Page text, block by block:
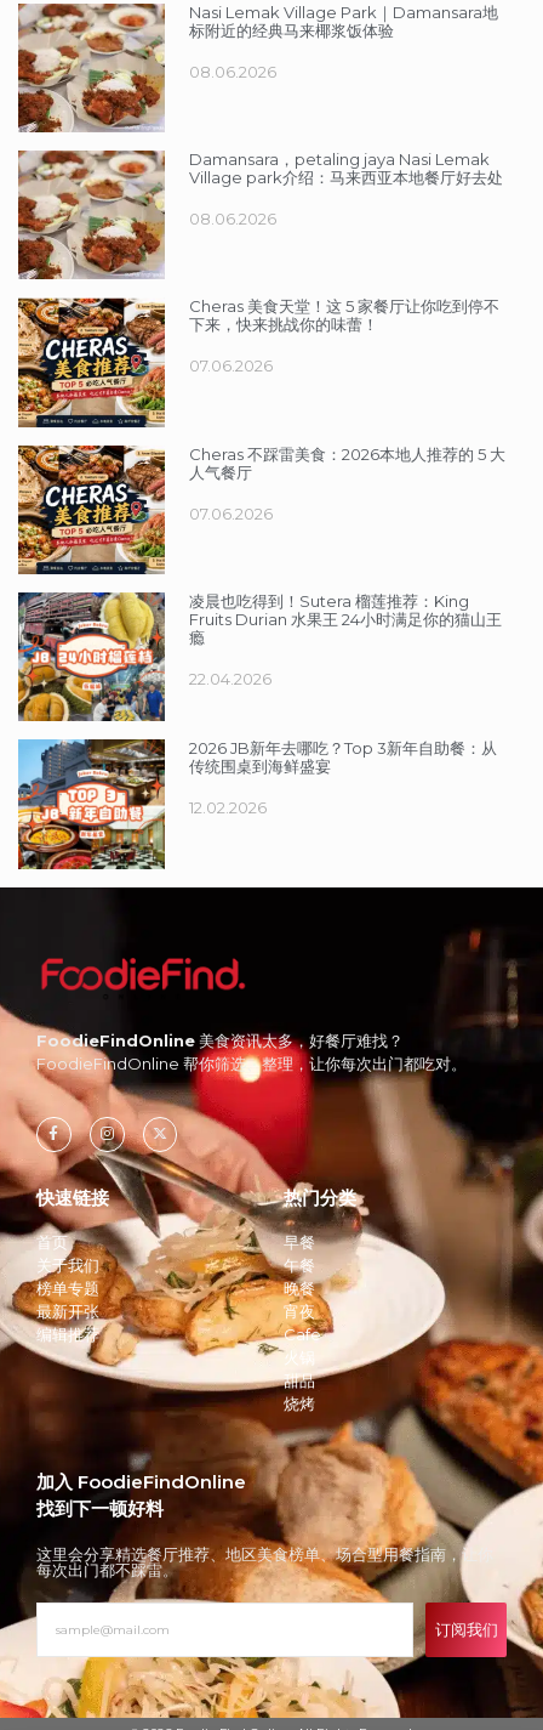
Nasi Lemak Village Park｜Damansara地
标附近的经典马来椰浆饭体验
08.06.2026
Damansara，petaling jaya Nasi Lemak
Village park介绍：马来西亚本地餐厅好去处
08.06.2026
Cheras 美食天堂！这 5 家餐厅让你吃到停不
下来，快来挑战你的味蕾！
07.06.2026
Cheras 不踩雷美食：2026本地人推荐的 5 大
人气餐厅
07.06.2026
凌晨也吃得到！Sutera 榴莲推荐：King
Fruits Durian 水果王 24小时满足你的猫山王
瘾
22.04.2026
2026 JB新年去哪吃？Top 3新年自助餐：从
传统围桌到海鲜盛宴
12.02.2026
FoodieFindOnline美食资讯太多，好餐厅难找？
FoodieFindOnline 帮你筛选、整理，让你每次出门都吃对。
快速链接
首页
关于我们
榜单专题
最新开张
编辑推荐
热门分类
早餐
午餐
晚餐
宵夜
Cafe
火锅
甜品
烧烤
加入 FoodieFindOnline
找到下一顿好料
这里会分享精选餐厅推荐、地区美食榜单、场合型用餐指南，让你
每次出门都不踩雷。
订阅我们